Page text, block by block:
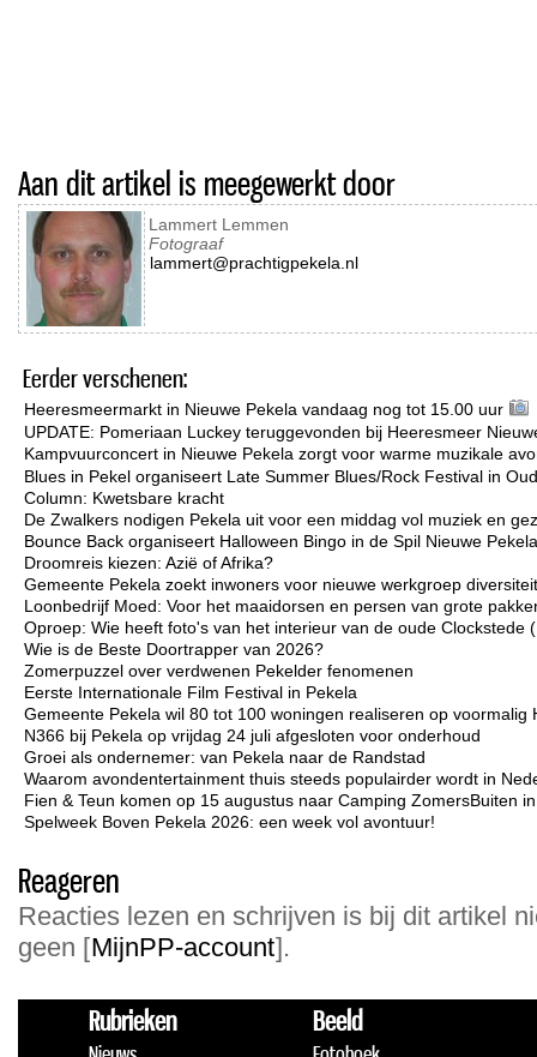
Aan dit artikel is meegewerkt door
Lammert Lemmen
Fotograaf
lammert@prachtigpekela.nl
Eerder verschenen:
Heeresmeermarkt in Nieuwe Pekela vandaag nog tot 15.00 uur
UPDATE: Pomeriaan Luckey teruggevonden bij Heeresmeer
Kampvuurconcert in Nieuwe Pekela zorgt voor warme muzikale
Blues in Pekel organiseert Late Summer Blues/Rock Festival in
Column: Kwetsbare kracht
De Zwalkers nodigen Pekela uit voor een middag vol muziek en
Bounce Back organiseert Halloween Bingo in de Spil Nieuwe Pekela
Droomreis kiezen: Azië of Afrika?
Gemeente Pekela zoekt inwoners voor nieuwe werkgroep
Loonbedrijf Moed: Voor het maaidorsen en persen van grote
Oproep: Wie heeft foto's van het interieur van de oude Clockstede
Wie is de Beste Doortrapper van 2026?
Zomerpuzzel over verdwenen Pekelder fenomenen
Eerste Internationale Film Festival in Pekela
Gemeente Pekela wil 80 tot 100 woningen realiseren op voormalig
N366 bij Pekela op vrijdag 24 juli afgesloten voor onderhoud
Groei als ondernemer: van Pekela naar de Randstad
Waarom avondentertainment thuis steeds populairder wordt in
Fien & Teun komen op 15 augustus naar Camping ZomersBuiten
Spelweek Boven Pekela 2026: een week vol avontuur!
Reageren
Reacties lezen en schrijven is bij dit artikel
geen [MijnPP-account].
Rubrieken Beeld